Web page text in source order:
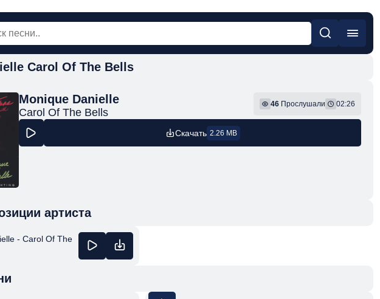
Carol Of The Bells
Monique Danielle
Carol Of The Bells
46 Прослушали 02:26
Скачать 2.26 MB
артиста
- Carol Of The